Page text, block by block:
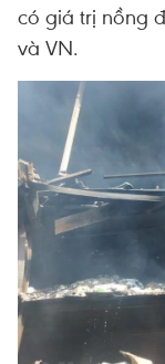
có giá trị nồng
và VN.